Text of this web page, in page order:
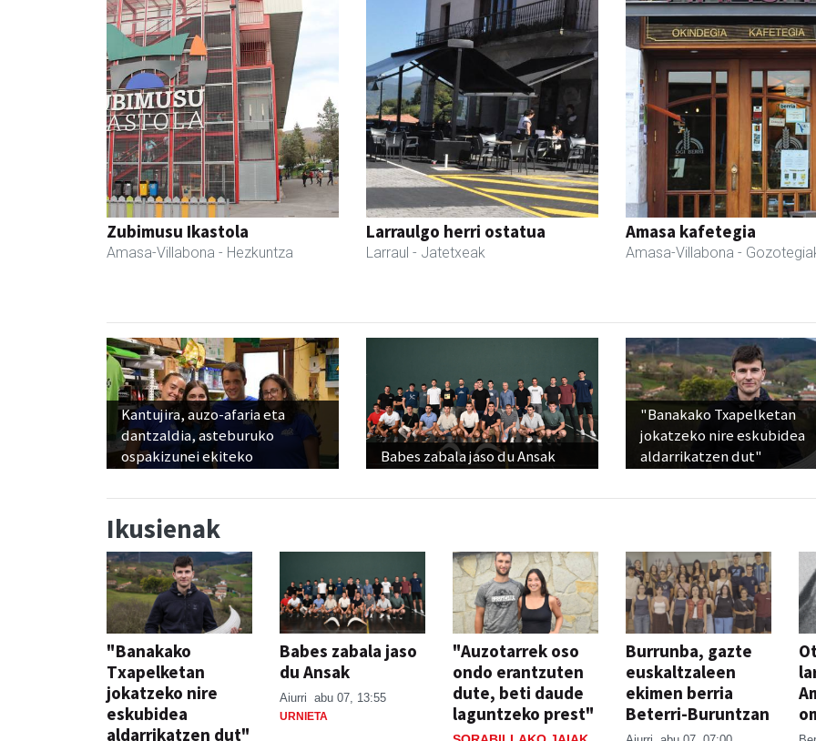
Zubimusu Ikastola
Amasa-Villabona - Hezkuntza
Larraulgo herri ostatua
Larraul - Jatetxeak
Amasa kafetegia
Amasa-Villabona -
Kantujira, auzo-afaria eta
dantzaldia, asteburuko
ospakizunei ekiteko
Babes zabala jaso du Ansak
"Banakako Txapelketan
jokatzeko nire eskubidea
aldarrikatzen dut"
Ikusienak
"Banakako
Txapelketan
jokatzeko nire
eskubidea
aldarrikatzen dut"
Babes zabala jaso
du Ansak
Aiurri abu 07, 13:55
URNIETA
"Auzotarrek oso
ondo erantzuten
dute, beti daude
laguntzeko prest"
Burrunba, gazte
euskaltzaleen
ekimen berria
Beterri-Buruntzan